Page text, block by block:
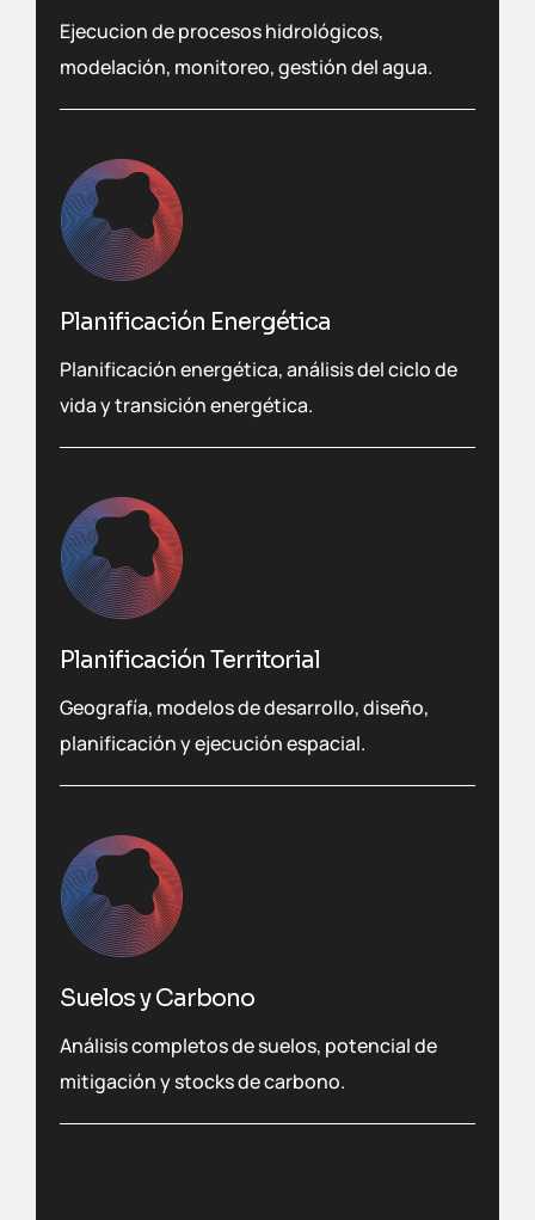
Ejecucion de procesos hidrológicos,
modelación, monitoreo, gestión del agua.
Planificación Energética
Planificación energética, análisis del ciclo de
vida y transición energética.
Planificación Territorial
Geografía, modelos de desarrollo, diseño,
planificación y ejecución espacial.
Suelos y Carbono
Análisis completos de suelos, potencial de
mitigación y stocks de carbono.